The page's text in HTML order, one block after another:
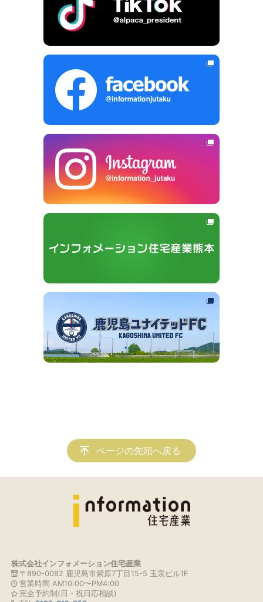
ページの先頭へ戻る
株式会社インフォメーション住宅産業
〒890-0082 鹿児島市紫原7丁目15-5 玉泉ビル1F
営業時間 AM10:00〜PM4:00
完全予約制(日・祝日応相談)